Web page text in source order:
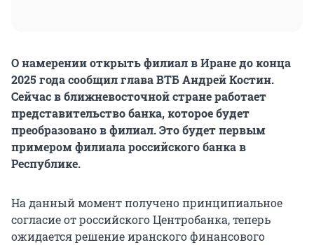
О намерении открыть филиал в Иране до конца
2025 года сообщил глава ВТБ Андрей Костин.
Сейчас в ближневосточной стране работает
представительство банка, которое будет
преобразовано в филиал. Это будет первым
примером филиала российского банка в
Республике.
На данный момент получено принципиальное
согласие от российского Центробанка, теперь
ожидается решение иранского финансового